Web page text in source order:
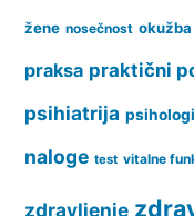
žene nosečnost okužba
praksa praktični
psihiatrija
naloge test vitalne
zdravljenje